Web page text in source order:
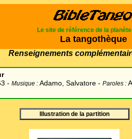
Le site de référence de la planète
La tangothèque
Renseignements
- Musique : Adamo, Salvatore - Paroles :
Illustration de la partition